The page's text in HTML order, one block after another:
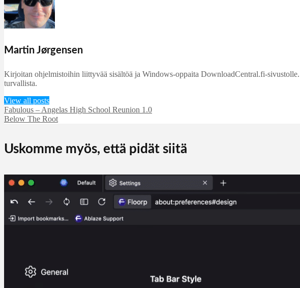
Martin Jørgensen
Kirjoitan ohjelmistoihin liittyvää sisältöä ja Windows-oppaita DownloadCentral.fi-
turvallista.
View all posts
Fabulous – Angelas High School Reunion 1.0
Below The Root
Uskomme myös, että pidät siitä